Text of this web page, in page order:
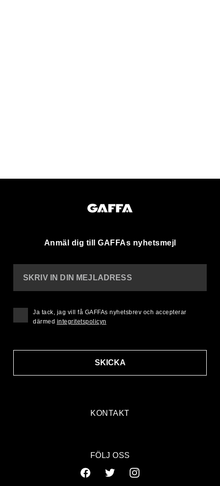
Anmäl dig till GAFFAs nyhetsmejl
KONTAKT
SKRIV IN DIN MEJLADRESS
SKICKA
Ja tack, jag vill få GAFFAs nyhetsbrev och accepterar
därmed integritetspolicyn
FÖLJ OSS